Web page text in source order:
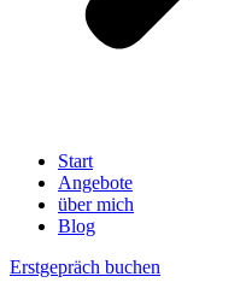
Start
Angebote
über mich
Blog
Erstgepräch buchen